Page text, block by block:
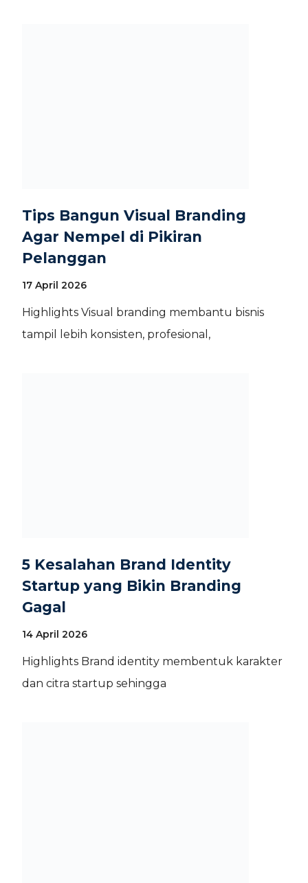
Tips Bangun Visual Branding
Agar Nempel di Pikiran
Pelanggan
17 April 2026
Highlights Visual branding membantu bisnis
tampil lebih konsisten, profesional,
5 Kesalahan Brand Identity
Startup yang Bikin Branding
Gagal
14 April 2026
Highlights Brand identity membentuk karakter
dan citra startup sehingga